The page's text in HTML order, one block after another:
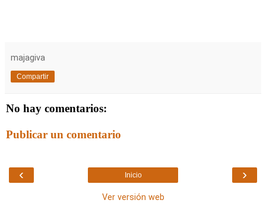
majagiva
Compartir
No hay comentarios:
Publicar un comentario
‹ ›
Inicio
Ver versión web